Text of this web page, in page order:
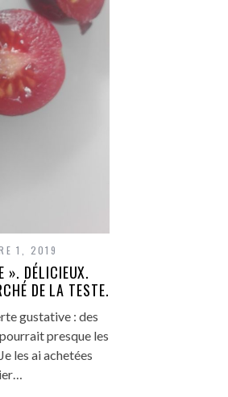
1, 2019
». DÉLICIEUX.
DE LA TESTE.
gustative : des
presque les
les ai achetées